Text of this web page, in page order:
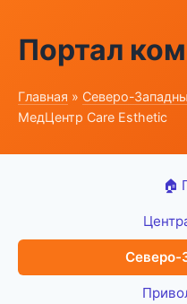
Портал
Главная » Северо-
МедЦентр Care Esthetic
🏠